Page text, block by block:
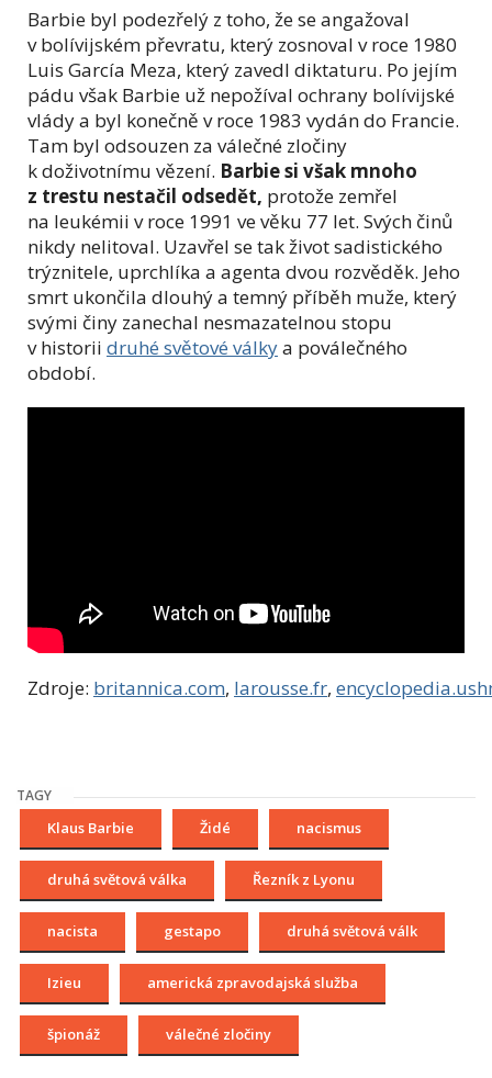
Barbie byl podezřelý z toho, že se angažoval
v bolívijském převratu, který zosnoval v roce 1980
Luis García Meza, který zavedl diktaturu. Po jejím
pádu však Barbie už nepožíval ochrany bolívijské
vlády a byl konečně v roce 1983 vydán do Francie.
Tam byl odsouzen za válečné zločiny
k doživotnímu vězení. Barbie si však mnoho
z trestu nestačil odsedět, protože zemřel
na leukémii v roce 1991 ve věku 77 let. Svých činů
nikdy nelitoval. Uzavřel se tak život sadistického
trýznitele, uprchlíka a agenta dvou rozvěděk. Jeho
smrt ukončila dlouhý a temný příběh muže, který
svými činy zanechal nesmazatelnou stopu
v historii druhé světové válkya poválečného
období.
Zdroje: britannica.com, larousse.fr,
TAGY
Klaus Barbie Židé nacismus
druhá světová válka Řezník z Lyonu
nacista gestapo druhá světová válk
Izieu americká zpravodajská služba
špionáž válečné zločiny